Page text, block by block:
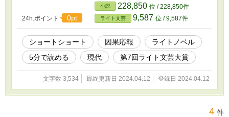
24h.ポイント 0pt
小説 228,850 位 / 228,850件
ライト文芸 9,587 位 / 9,587件
ショートショート 因果応報
ライトノベル
5分で読める
現代 第7回ライト文芸大賞
文字数 3,534 最終更新日 2024.04.12 登録日 2024.04.12
4 件